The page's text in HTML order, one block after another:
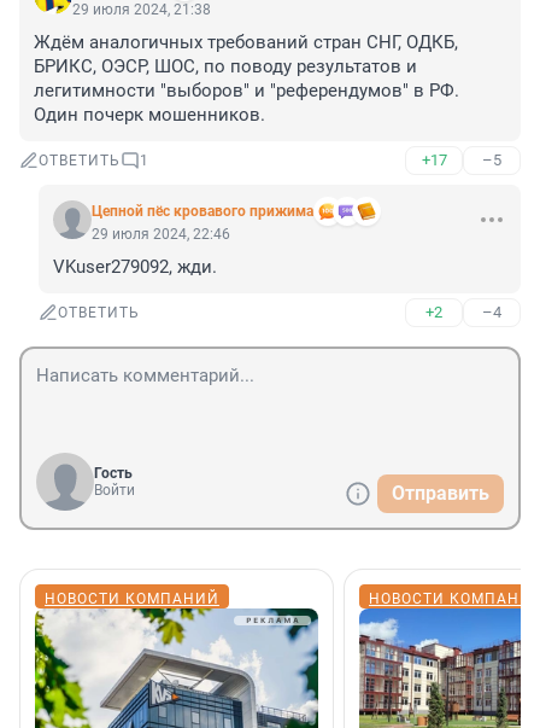
29 июля 2024, 21:38
Ждём аналогичных требований стран СНГ, ОДКБ,
БРИКС, ОЭСР, ШОС, по поводу результатов и
легитимности "выборов" и "референдумов" в РФ.
Один почерк мошенников.
ОТВЕТИТЬ 1 +17 –5
Цепной пёс кровавого прижима
29 июля 2024, 22:46
VKuser279092, жди.
ОТВЕТИТЬ +2 –4
Гость
Войти
Отправить
НОВОСТИ КОМПАНИЙ НОВОСТИ